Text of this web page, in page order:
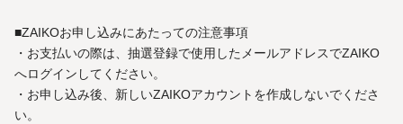
■ZAIKOお申し込みにあたっての注意事項
・お支払いの際は、抽選登録で使用したメールアドレスでZAIKO
へログインしてください。
・お申し込み後、新しいZAIKOアカウントを作成しないでくださ
い。